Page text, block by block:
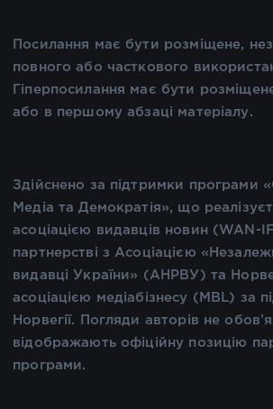
Посилання має бути розміщене,
повного або часткового
Гіперпосилання має бути
або в першому абзаці матеріалу.
Здійснено за підтримки програми
Медіа та Демократія», що
асоціацією видавців новин (WAN-
партнерстві з Асоціацією
видавці України» (АНРВУ) та
асоціацією медіабізнесу (MBL) за
Норвегії. Погляди авторів не
відображають офіційну позицію
програми.